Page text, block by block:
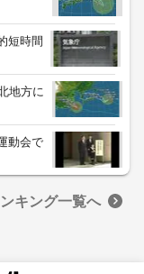
短時間
地方に
動会で
キング一覧へ